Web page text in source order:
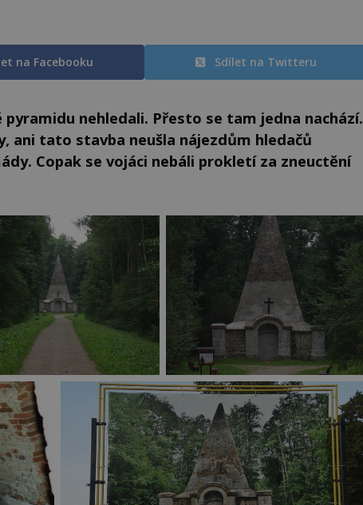
na Facebooku Sdílet na Twitteru
nehledali. Přesto se tam jedna nachází.
ani tato stavba neušla nájezdům hledačů
Copak se vojáci nebáli prokletí za zneuctění